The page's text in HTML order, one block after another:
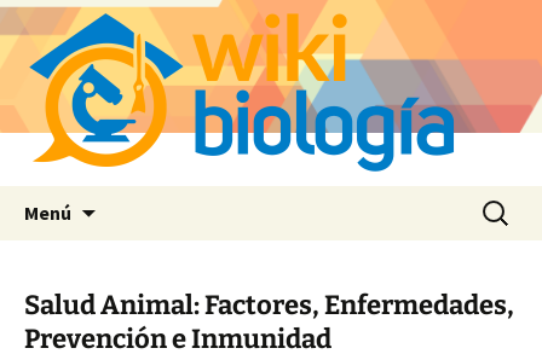
Menú Buscar:
Salud Animal: Factores, Enfermedades,
Prevención e Inmunidad